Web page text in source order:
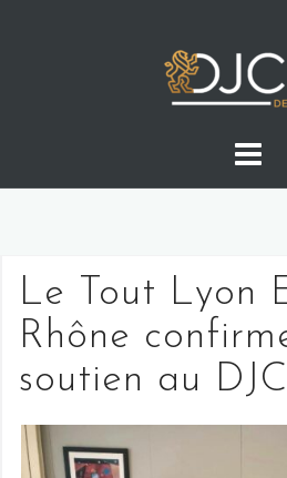
Le Tout Lyon
Rhône
soutien au